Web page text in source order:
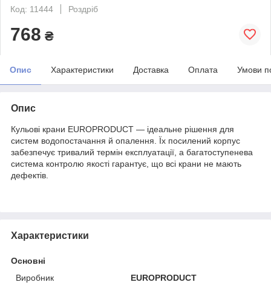
Код: 11444
Роздріб
768 ₴
Опис Характеристики Доставка Оплата Умови
Опис
Кульові крани EUROPRODUCT — ідеальне рішення для
систем водопостачання й опалення. Їх посилений корпус
забезпечує тривалий термін експлуатації, а багатоступенева
система контролю якості гарантує, що всі крани не мають
дефектів.
Характеристики
Основні
Виробник
EUROPRODUCT